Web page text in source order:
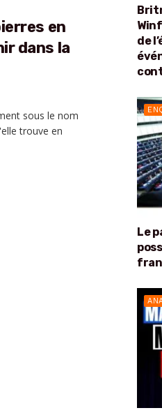
en
dans la
sous le nom
trouve en
de
Le